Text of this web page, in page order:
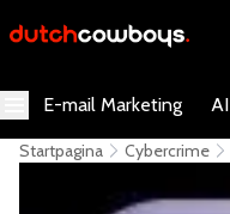
E-mail Marketing AI
Startpagina Cybercrime